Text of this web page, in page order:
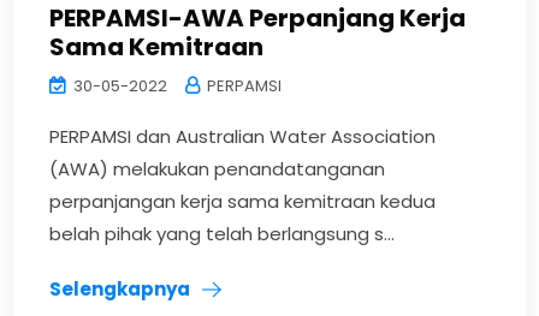
PERPAMSI-AWA Perpanjang Kerja
Sama Kemitraan
30-05-2022 PERPAMSI
PERPAMSI dan Australian Water Association
(AWA) melakukan penandatanganan
perpanjangan kerja sama kemitraan kedua
belah pihak yang telah berlangsung s...
Selengkapnya